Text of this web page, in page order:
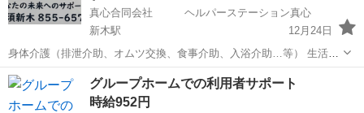
真心合同会社 ヘルパーステーション真心
新木駅
12月24日
身体介護（排泄介助、オムツ交換、食事介助、入浴介助…等） 生活援
助（掃除、洗濯、買い物…等） 介護保険でのご利用者様、障がい福祉
サービスでのご利用者様の、介助に、なります。 職場は、とても明る
く働きやすい環境です。 ジモテ...
高知 新木駅 介助
グループホームでの利用者サポート
時給952円